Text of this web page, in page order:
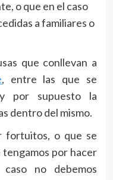
o que en el caso
a familiares o
que conllevan a
, entre las que se
por supuesto la
dentro del mismo.
fortuitos, o que se
por hacer
no debemos